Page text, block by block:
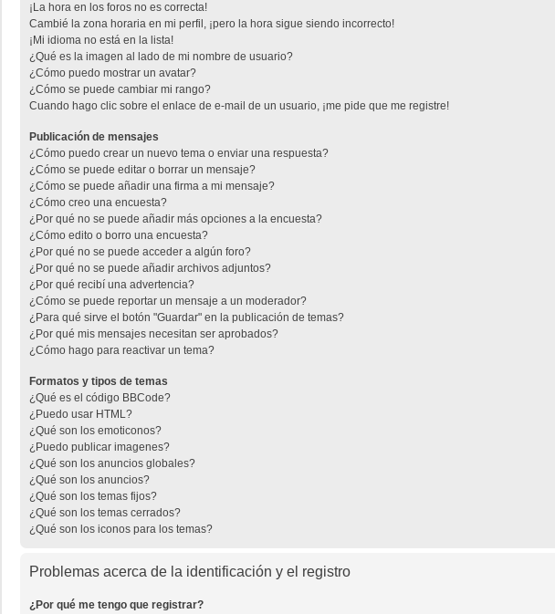
¡La hora en los foros no es correcta!
Cambié la zona horaria en mi perfil, ¡pero la hora sigue siendo incorrecto!
¡Mi idioma no está en la lista!
¿Qué es la imagen al lado de mi nombre de usuario?
¿Cómo puedo mostrar un avatar?
¿Cómo se puede cambiar mi rango?
Cuando hago clic sobre el enlace de e-mail de un usuario, ¡me pide que me registre!
Publicación de mensajes
¿Cómo puedo crear un nuevo tema o enviar una respuesta?
¿Cómo se puede editar o borrar un mensaje?
¿Cómo se puede añadir una firma a mi mensaje?
¿Cómo creo una encuesta?
¿Por qué no se puede añadir más opciones a la encuesta?
¿Cómo edito o borro una encuesta?
¿Por qué no se puede acceder a algún foro?
¿Por qué no se puede añadir archivos adjuntos?
¿Por qué recibí una advertencia?
¿Cómo se puede reportar un mensaje a un moderador?
¿Para qué sirve el botón "Guardar" en la publicación de temas?
¿Por qué mis mensajes necesitan ser aprobados?
¿Cómo hago para reactivar un tema?
Formatos y tipos de temas
¿Qué es el código BBCode?
¿Puedo usar HTML?
¿Qué son los emoticonos?
¿Puedo publicar imagenes?
¿Qué son los anuncios globales?
¿Qué son los anuncios?
¿Qué son los temas fijos?
¿Qué son los temas cerrados?
¿Qué son los iconos para los temas?
Problemas acerca de la identificación y el registro
¿Por qué me tengo que registrar?